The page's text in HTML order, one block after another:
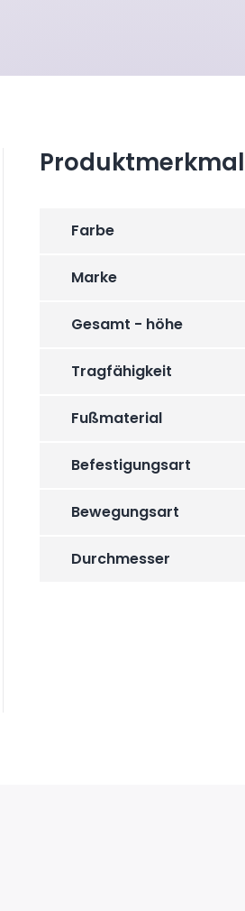
Farbe
Marke
Gesamt - höhe
Tragfähigkeit
Fußmaterial
Befestigungsart
Bewegungsart
Durchmesser